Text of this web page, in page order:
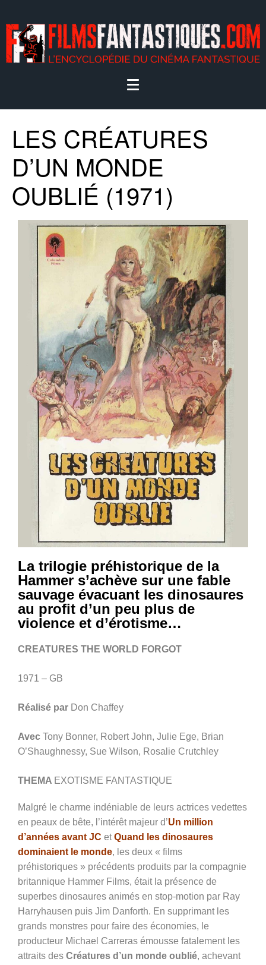
LES CRÉATURES
D’UN MONDE
OUBLIÉ (1971)
La trilogie préhistorique de la
Hammer s’achève sur une fable
sauvage évacuant les dinosaures
au profit d’un peu plus de
violence et d’érotisme…
CREATURES THE WORLD FORGOT
1971 – GB
Réalisé par Don Chaffey
Avec Tony Bonner, Robert John, Julie Ege, Brian
O’Shaughnessy, Sue Wilson, Rosalie Crutchley
THEMA EXOTISME FANTASTIQUE
Malgré le charme indéniable de leurs actrices vedettes
en peaux de bête, l’intérêt majeur d’Un million
d’années avant JC etQuand les dinosaures
dominaient le monde, les deux « films
préhistoriques » précédents produits par la compagnie
britannique Hammer Films, était la présence de
superbes dinosaures animés en stop-motion par Ray
Harryhausen puis Jim Danforth. En supprimant les
grands monstres pour faire des économies, le
producteur Michael Carreras émousse fatalement les
attraits des Créatures d’un monde oublié, achevant